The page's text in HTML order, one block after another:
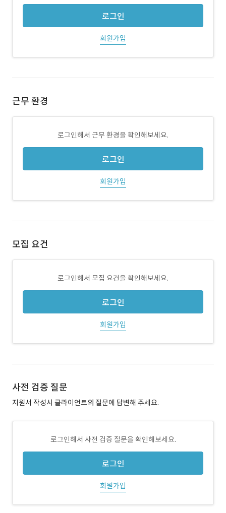
로그인
회원가입
근무 환경
로그인해서 근무 환경을 확인해보세요.
로그인
회원가입
모집 요건
로그인해서 모집 요건을 확인해보세요.
로그인
회원가입
사전 검증 질문
지원서 작성시 클라이언트의 질문에 답변해 주세요.
로그인해서 사전 검증 질문을 확인해보세요.
로그인
회원가입